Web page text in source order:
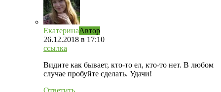
ЕкатеринаАвтор
26.12.2018 в 17:10
ссылка
Видите как бывает, кто-то ел, кто-то нет. В любом
случае пробуйте сделать. Удачи!